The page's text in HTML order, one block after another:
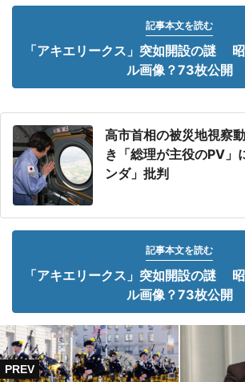
記事本文を読む
「アキエリークス」突如開設の謎
ル画像？73枚公開
高市首相の被災地視察
き「総理が主役のPV」
ンダ」批判
記事本文を読む
「アキエリークス」突如開設の謎
ル画像？73枚公開